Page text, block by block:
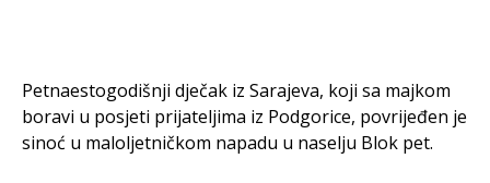
Petnaestogodišnji dječak iz Sarajeva, koji sa majkom
boravi u posjeti prijateljima iz Podgorice, povrijeđen je
sinoć u maloljetničkom napadu u naselju Blok pet.